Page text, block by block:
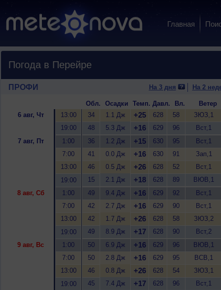
Главная
Погода в Перейре
ПРОФИ На 3 дня На 2
Обл. Осадки Темп. Давл. Вл.
Ветер
6 авг, Чт
13:00 34 1.1 Дж +25 628 58
ЗЮЗ,1
19:00
48 5.3 Дж +16 629 96
Вст,1
7 авг, Пт
1:00 36 1.2 Дж +15 630 95
Вст,1
7:00
41 0.0 Дж +16 630 91
Зап,1
13:00
46 0.5 Дж +26 628 52
Вст,1
19:00
15 2.1 Дж +18 628 89
ВЮВ,1
8 авг, Сб
1:00 49 9.4 Дж +16 629 92
Вст,1
7:00
42 2.7 Дж +16 629 90
Вст,1
13:00
42 1.7 Дж +26 628 58
ЗЮЗ,2
19:00
49 8.9 Дж +17 628 90
Вст,2
9 авг, Вс
1:00 50 6.9 Дж +16 629 96
ВЮВ,1
7:00
50 2.8 Дж +16 629 95
ВСВ,1
13:00
46 0.8 Дж +26 628 54
ЗЮЗ,1
19:00
45 7.4 Дж +17 628 96
Вст,1